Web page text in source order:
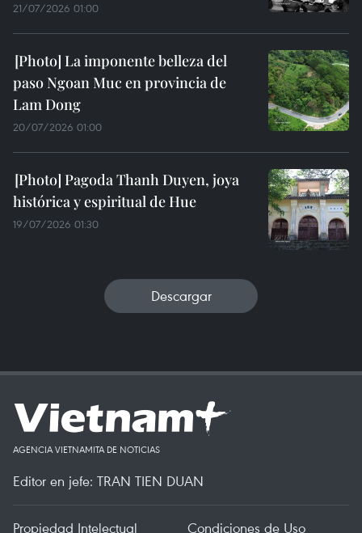
21/07/2026 01:00
La imponente belleza del
paso Ngoan Muc en provincia de
Lam Dong
20/07/2026 01:00
Pagoda Thanh Duyen, joya
histórica y espiritual de Hue
19/07/2026 01:30
Descargar
AGENCIA VIETNAMITA DE NOTICIAS
Editor en jefe: TRAN TIEN DUAN
Propiedad Intelectual Condiciones de Uso